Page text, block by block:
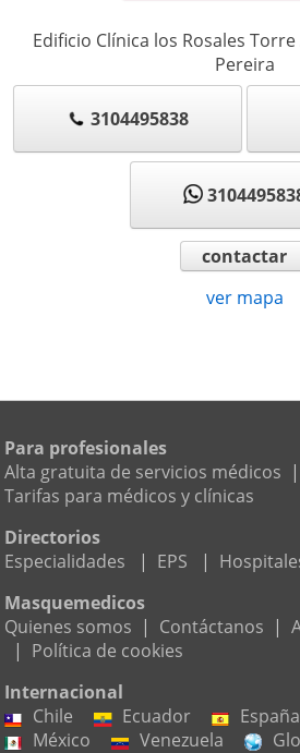
Edificio Clínica los Rosales
Pereira
3104495838
contactar
ver mapa
Para profesionales
Alta gratuita de servicios médicos |
Tarifas para médicos y clínicas
Directorios
Especialidades
| EPS |
Masquemedicos
Quienes somos | Contáctanos |
| Política de cookies
Internacional
Chile
Ecuador
España
México
Venezuela